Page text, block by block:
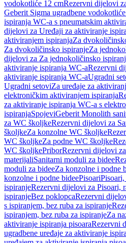
vodokotliće 12 cmRezervni dijelovi
Geberit Sigma ugradbene
ispiranja WC-a s pneumatskim
dijelovi za Uređaji za aktiviranje
aktiviranjem ispiranjaZa
Za dvokoličinsko ispiranjeZa
dijelovi za Za jednokoličinsko
aktiviranje ispiranja WC-aRezervni
aktiviranje ispiranja WC-aUgradni
Ugradni setoviZa uređaje za
elektroničkim aktiviranjem ispiranja
za aktiviranje ispiranja WC-a s
ispiranjaSpojeviGeberit Monolith
za WC školjkeRezervni dijelovi za
školjkeZa konzolne WC školjke
WC školjkeZa podne WC školjke
WC školjkePriborRezervni dijelovi
materijaliSanitarni moduli za bidee
moduli za bideeZa konzolne i podne
konzolne i podne bideePisoari
ispiranjeRezervni dijelovi za Pisoari,
ispiranjeBez poklopcaRezervni
s ispiranjem, bez ruba za ispiranje
ispiranjem, bez ruba za ispiranjeZa
aktiviranje ispiranja pisoaraRezervni
ugradbene uređaje za aktiviranje